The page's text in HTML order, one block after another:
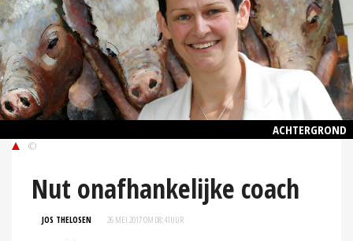
ACHTERGROND
©
Nut onafhankelijke coach
JOS THELOSEN 26 MEI 2017 OM 08:41UUR